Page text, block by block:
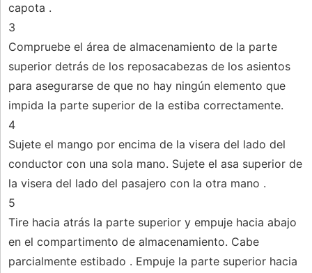
capota .
3
Compruebe el área de almacenamiento de la parte
superior detrás de los reposacabezas de los asientos
para asegurarse de que no hay ningún elemento que
impida la parte superior de la estiba correctamente.
4
Sujete el mango por encima de la visera del lado del
conductor con una sola mano. Sujete el asa superior de
la visera del lado del pasajero con la otra mano .
5
Tire hacia atrás la parte superior y empuje hacia abajo
en el compartimento de almacenamiento. Cabe
parcialmente estibado . Empuje la parte superior hacia